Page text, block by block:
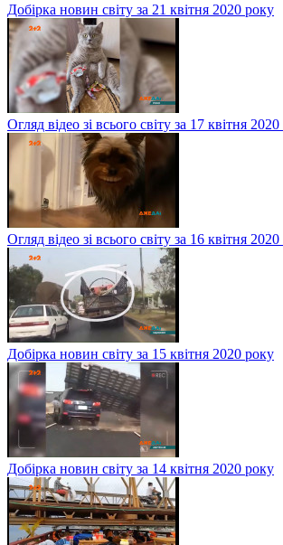
Добірка новин світу за 21 квітня 2020 року
Огляд відео зі всього світу за 17 квітня
Огляд відео зі всього світу за 16 квітня
Добірка новин світу за 15 квітня 2020 року
Добірка новин світу за 14 квітня 2020 року